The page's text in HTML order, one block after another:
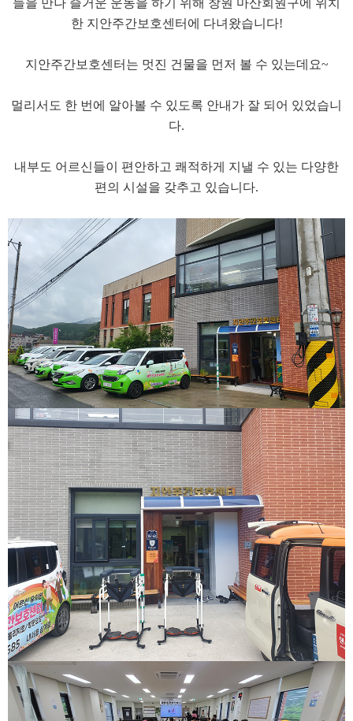
들을 만나 즐거운 운동을 하기 위해 창원 마산회원구에 위치
한 지안주간보호센터에 다녀왔습니다!
지안주간보호센터는 멋진 건물을 먼저 볼 수 있는데요~
멀리서도 한 번에 알아볼 수 있도록 안내가 잘 되어 있었습니
다.
내부도 어르신들이 편안하고 쾌적하게 지낼 수 있는 다양한
편의 시설을 갖추고 있습니다.